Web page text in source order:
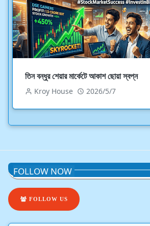
তিন বন্ধুর শেয়ার মার্কেটে আকাশ ছোয়া স্বপ্ন
Kroy House 2026/5/7
FOLLOW NOW
FOLLOW US